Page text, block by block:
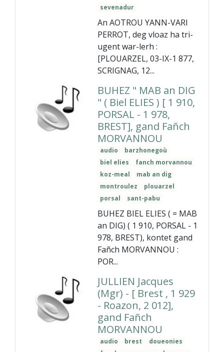
sevenadur
An AOTROU YANN-VARI
PERROT, deg vloaz ha tri-
ugent war-lerh :
[PLOUARZEL, 03-IX-1 877,
SCRIGNAG, 12...
BUHEZ " MAB an DIG
" ( Biel ELIES ) [ 1 910,
PORSAL - 1 978,
BREST], gand Fañch
MORVANNOU
audio
barzhonegoù
biel elies
fanch morvannou
koz-meal
mab an dig
montroulez
plouarzel
porsal
sant-pabu
BUHEZ BIEL ELIES ( = MAB
an DIG) ( 1 910, PORSAL - 1
978, BREST), kontet gand
Fañch MORVANNOU :
POR...
JULLIEN Jacques
(Mgr) - [ Brest , 1 929
- Roazon, 2 012],
gand Fañch
MORVANNOU
audio brest
doueonies